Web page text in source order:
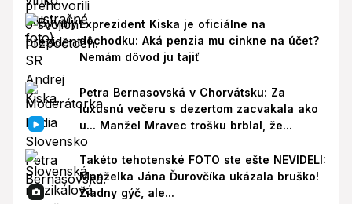
Exprezident Kiska je oficiálne na
dôchodku: Aká penzia mu cinkne na účet?
Nemám dôvod ju tajiť
Petra Bernasovská v Chorvátsku: Za
luxusnú večeru s dezertom zacvakala ako
u... Manžel Mravec trošku brblal, že...
Takéto tehotenské FOTO ste ešte NEVIDELI:
Manželka Jána Ďurovčíka ukázala bruško!
Žiadny gýč, ale...